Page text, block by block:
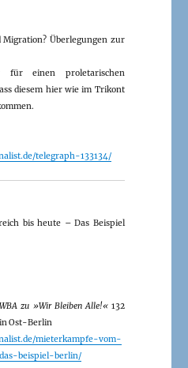
Überlegungen zur
für einen proletarischen
diesem hier wie im Trikont
telegraph-133134/
bis heute – Das Beispiel
zu »Wir Bleiben Alle!«132
Ost-Berlin
mieterkampfe-vom-
beispiel-berlin/